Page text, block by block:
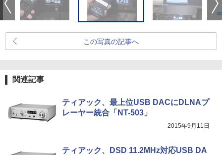
この写真の記事へ
関連記事
ティアック、最上位USB DACにDLNAプ
レーヤー統合「NT-503」
2015年9月11日
ティアック、DSD 11.2MHz対応USB DA